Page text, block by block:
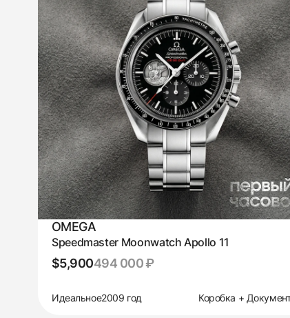
OMEGA
Speedmaster Moonwatch Apollo 11
$5,900494 000 ₽
Идеальное2009 год Коробка +